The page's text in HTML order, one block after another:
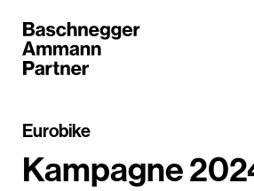
Eurobike
Kampagne